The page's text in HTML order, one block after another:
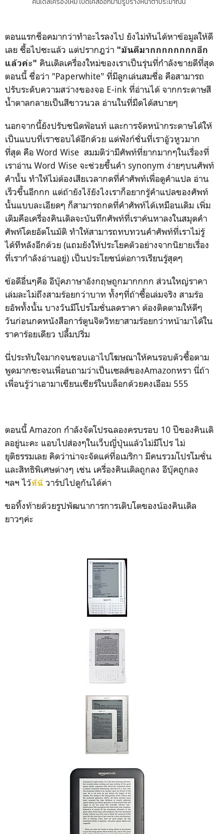
ตอนแรกช็อคมากว่าทำอะไรลงไป ยังไม่ทันได้หาข้อมูลให้ดี
เลย ซื้อไปซะแล้ว แต่ปรากฎว่า "มันดีมากกกกกกกกอีก
แล้วค่ะ" คินเดิลเครื่องใหม่ของเราเป็นรุ่นที่กำลังขายดีที่สุด
ตอนนี้ ชื่อว่า "Paperwhite" ที่มีลูกเล่นสมชื่อ คือสามารถ
ปรับระดับความสว่างของจอ E-ink ที่อ่านได้ จากกระดาษสี
น้ำตาลกลายเป็นสีขาวนวล อ่านในที่มืดได้สบายๆ
นอกจากนี้ยังปรับชนิดฟ้อนท์ และการจัดหน้ากระดาษได้ให้
เป็นแบบที่เราชอบได้อีกด้วย แต่ฟังก์ชั่นที่เราอู้วหูวมาก
ที่สุด คือ Word Wise สมมติว่ามีศัพท์ที่ยากมากๆในเรื่องที่
เราอ่าน Word Wise จะช่วยขึ้นคำ synonym ง่ายๆบนศัพท์
คำนั้น ทำให้ไม่ต้องเสียเวลากดที่คำศัพท์เพื่อดูคำแปล อ่าน
เร็วขึ้นอีกกก แต่ถ้ายังไง๊ยังไงเราก็อยากรู้คำแปลของศัพท์
นั้นแบบละเอียดๆ ก็สามารถกดที่คำศัพท์ได้เหมือนเดิม เพิ่ม
เติมคือเครื่องคินเดิลจะบันทึกศัพท์ที่เราค้นหาลงในสมุดคำ
ศัพท์โดยอัตโนมัติ ทำให้สามารถทบทวนคำศัพท์ที่เราไม่รู้
ได้ทีหลังอีกด้วย (แถมยังให้ประโยคตัวอย่างจากนิยายเรื่อง
ที่เรากำลังอ่านอยู่) เป็นประโยชน์ต่อการเรียนรู้สุดๆ
ข้อดีอื่นๆคือ อีบุ๊คภาษาอังกฤษถูกมากกกก ส่วนใหญ่ราคา
เล่มละไม่ถึงสามร้อยกว่าบาท ทั้งๆที่ถ้าซื้อเล่มจริง สามร้อ
ยอัพทั้งนั้น บางวันมีโปรโมชั่นลดราคา ต้องติดตามให้ดีๆ
วันก่อนกดหนังสือการ์ตูนจิตวิทยาสามร้อยกว่าหน้ามาได้ใน
ราคาร้อยเดียว ปลื้มปริ่ม
นี่ประทับใจมากจนชอบเอาไปโฆษณาให้คนรอบตัวซื้อตาม
พูดมากซะจนเพื่อนถามว่าเป็นเซลส์ของAmazonหรา นี่ถ้า
เพื่อนรู้ว่าเอามาเขียนเชียร์ในบล็อกด้วยคงเอือม 555
ตอนนี้ Amazon กำลังจัดโปรฉลองครบรอบ 10 ปีของคินเดิ
ลอยู่นะคะ แอบไปส่องๆในเว็บญี่ปุ่นแล้วไม่มีโปร ไม่
ยุติธรรมเลย คิดว่าน่าจะจัดแค่ที่อเมริกา มีคนรวมโปรโมชั่น
และสิทธิพิเศษต่างๆ เช่น เครื่องคินเดิลถูกลง อีบุ๊คถูกลง
ฯลฯ ไว้ที่นี่ วาร์ปไปดูกันได้ค่า
ขอทิ้งท้ายด้วยรูปพัฒนาการการเติบโตของน้องคินเดิล
ยาวๆค่ะ